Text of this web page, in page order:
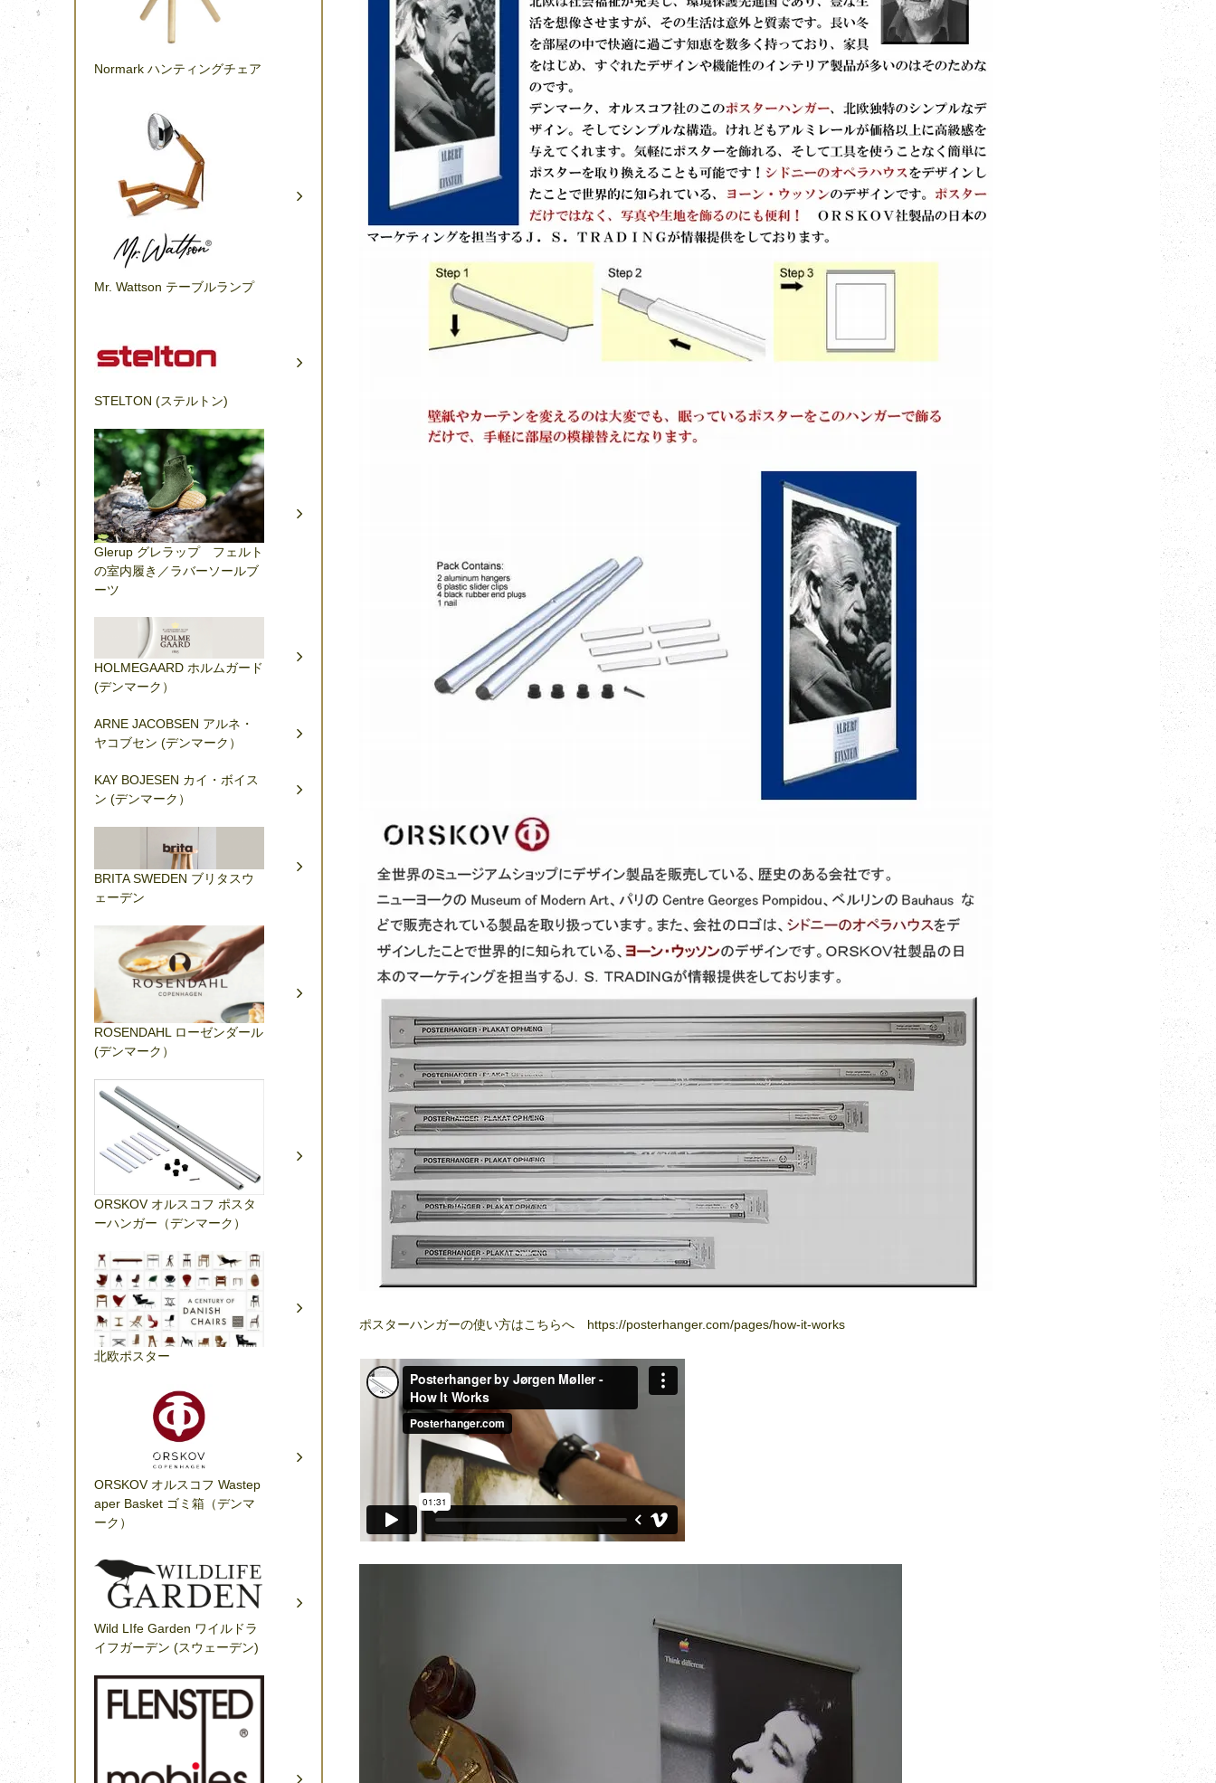
ポスターハンガーの使い方はこちらへ https://posterhanger.com/pages/how-it-works
Normark ハンティングチェア
Mr. Wattson テーブルランプ
STELTON (ステルトン)
Glerup グレラップ フェルト
の室内履き／ラバーソールブ
ーツ
HOLMEGAARD ホルムガード
(デンマーク）
ARNE JACOBSEN アルネ・
ヤコブセン (デンマーク）
KAY BOJESEN カイ・ボイス
ン (デンマーク）
BRITA SWEDEN ブリタスウ
ェーデン
ROSENDAHL ローゼンダール
(デンマーク）
ORSKOV オルスコフ ポスタ
ーハンガー（デンマーク）
北欧ポスター
ORSKOV オルスコフ Wastep
aper Basket ゴミ箱（デンマ
ーク）
Wild LIfe Garden ワイルドラ
イフガーデン (スウェーデン)